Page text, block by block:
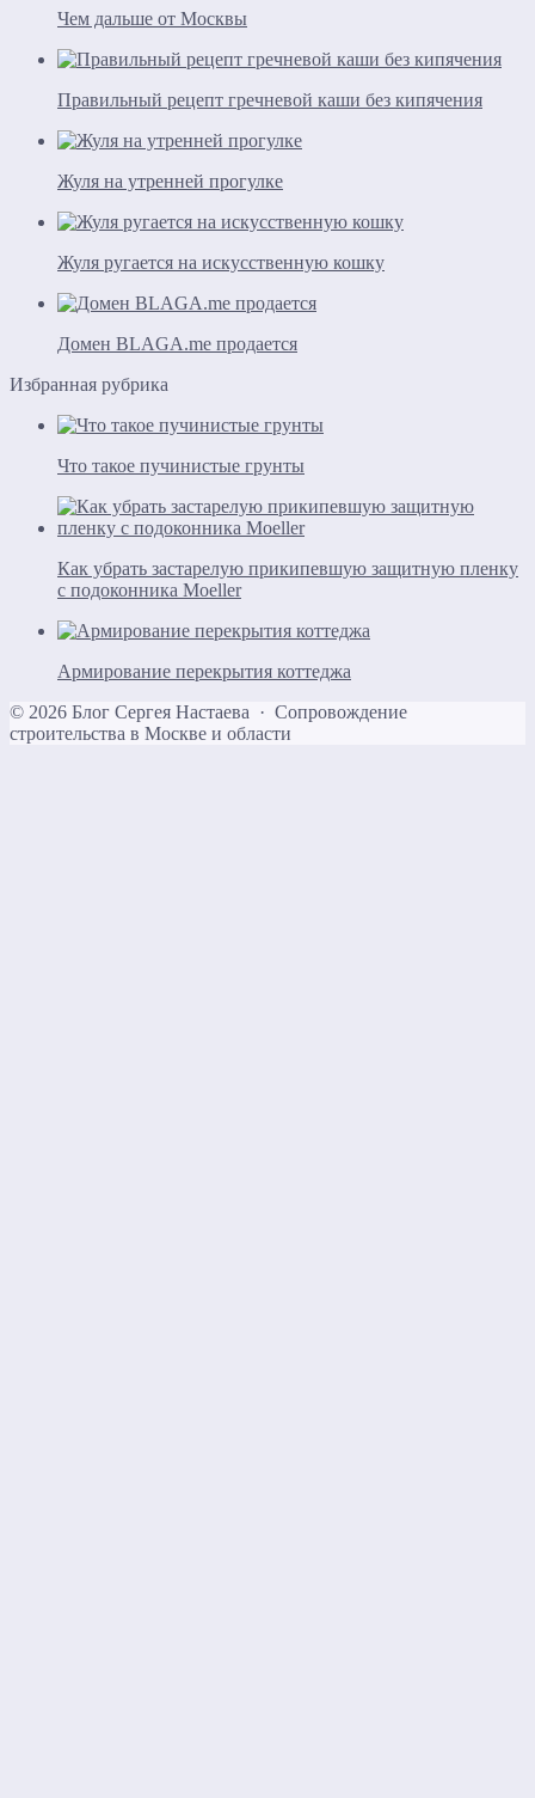
Чем дальше от Москвы
Правильный рецепт гречневой каши без кипячения
Жуля на утренней прогулке
Жуля ругается на искусственную кошку
Домен BLAGA.me продается
Избранная рубрика
Что такое пучинистые грунты
Как убрать застарелую прикипевшую защитную пленку
с подоконника Moeller
Армирование перекрытия коттеджа
© 2026 Блог Сергея Настаева · Сопровождение
строительства в Москве и области